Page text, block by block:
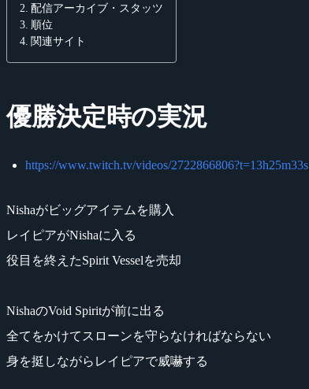
配信アーカイブ・スタッツ
順位
関連サイト
優勝決定時の実況
https://www.twitch.tv/videos/2722866806?t=13h25m33s
Nishaがビッグアイテムを購入
レイピアがNishaに入る
役目を終えたSpirit Vesselを売却
NishaのVoid Spiritが前に出る
全てをかけてスローンを守らなければならない
身を挺しながらレイピアで威嚇する